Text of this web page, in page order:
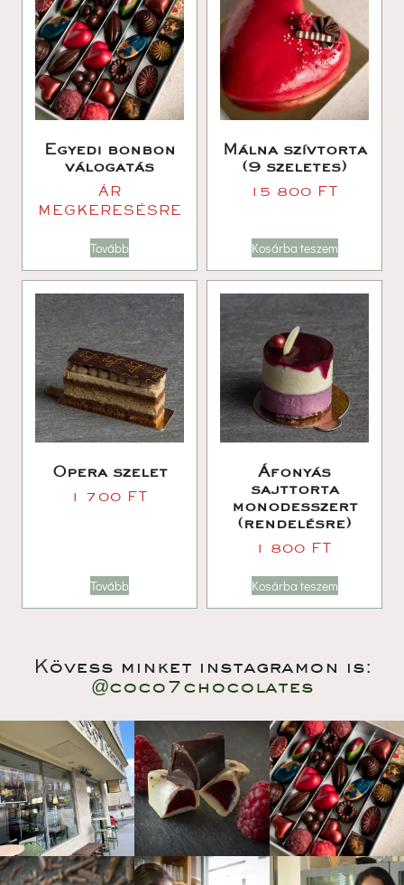
Egyedi bonbon
válogatá
ÁR
MEGKERESÉSRE
Tovább
Málna szívtorta
(9 szeletes)
15 800 FT
Kosárba teszem
Opera szelet
1 700 FT
Tovább
Áfonyás
ajttorta
monodesszert
(rendelésre)
1 800 FT
Kosárba teszem
Kövess minket instagramon is:
@coco7chocolate